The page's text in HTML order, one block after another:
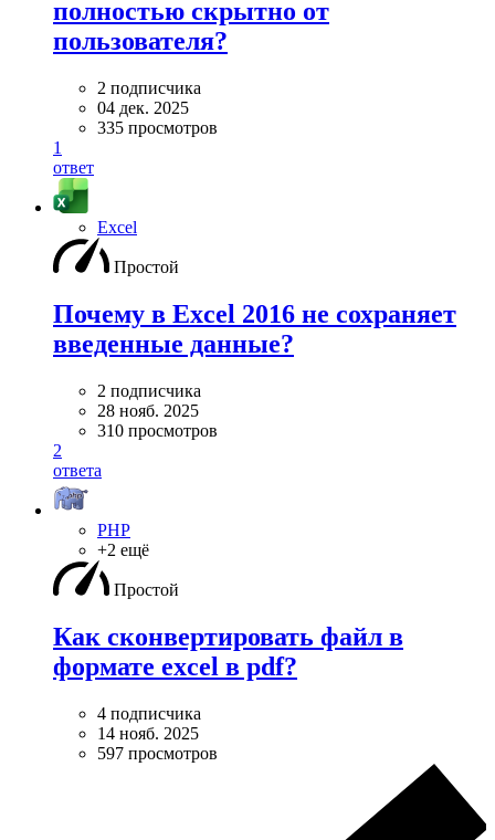
полностью скрытно от
пользователя?
2 подписчика
04 дек. 2025
335 просмотров
1
ответ
Excel
Простой
Почему в Excel 2016 не сохраняет
введенные данные?
2 подписчика
28 нояб. 2025
310 просмотров
2
ответа
PHP
+2 ещё
Простой
Как сконвертировать файл в
формате excel в pdf?
4 подписчика
14 нояб. 2025
597 просмотров